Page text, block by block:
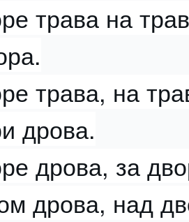
трава на
трава, на
дрова.
дрова, за
дрова, над